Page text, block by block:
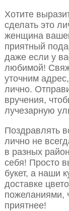
Хотите
сделать это
женщина
приятный
даже если у
любимой!
уточним
лично.
вручения,
лучезарную
Поздравлять
лично не
в разных
себя! Просто
букет, а наши
доставке
пожеланиями,
приятнее!